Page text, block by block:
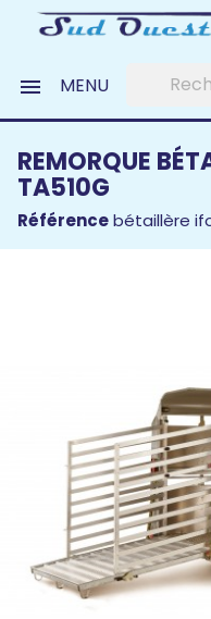
 MENU
REMORQUE
TA510G
Référencebétaillère